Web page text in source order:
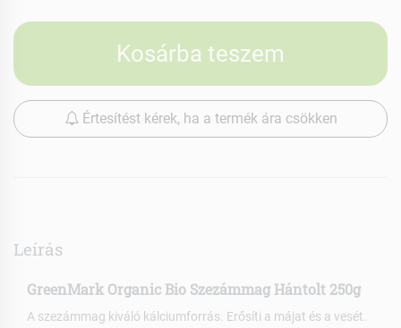
Kosárba teszem
Értesítést kérek, ha a termék ára csökken
Leírás
GreenMark Organic Bio Szezámmag Hántolt 250g
A szezámmag kiváló kálciumforrás. Erősíti a májat és a vesét.